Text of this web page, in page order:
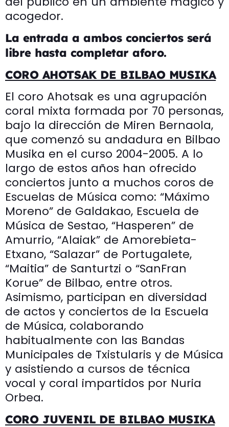
acogedor.
La entrada a ambos conciertos será
libre hasta completar aforo.
CORO AHOTSAK DE BILBAO MUSIKA
El coro Ahotsak es una agrupación
coral mixta formada por 70 personas,
bajo la dirección de Miren Bernaola,
que comenzó su andadura en Bilbao
Musika en el curso 2004-2005. A lo
largo de estos años han ofrecido
conciertos junto a muchos coros de
Escuelas de Música como: “Máximo
Moreno” de Galdakao, Escuela de
Música de Sestao, “Hasperen” de
Amurrio, “Alaiak” de Amorebieta-
Etxano, “Salazar” de Portugalete,
“Maitia” de Santurtzi o “SanFran
Korue” de Bilbao, entre otros.
Asimismo, participan en diversidad
de actos y conciertos de la Escuela
de Música, colaborando
habitualmente con las Bandas
Municipales de Txistularis y de Música
y asistiendo a cursos de técnica
vocal y coral impartidos por Nuria
Orbea.
CORO JUVENIL DE BILBAO MUSIKA